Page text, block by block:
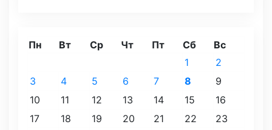
Пн Вт Ср Чт Пт Сб Вс
1
2
3
4 5 6 7 8
9
10
11 12 13 14 15
16
17
18 19 20 21 22
23